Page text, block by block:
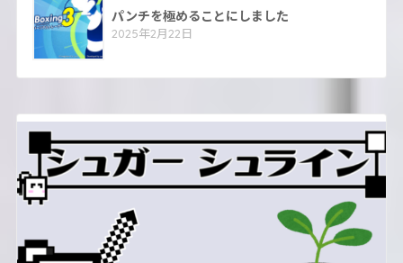
パンチを極めることにしました
2025年2月22日